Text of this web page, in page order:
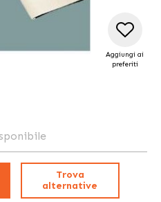
Trova
alternative
Aggiungi ai
preferiti